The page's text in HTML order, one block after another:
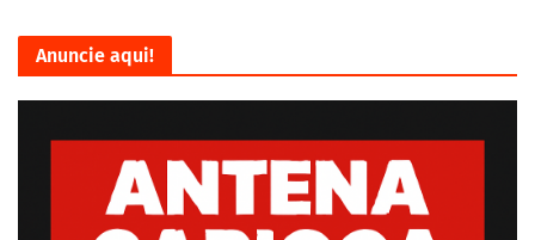
Anuncie aqui!